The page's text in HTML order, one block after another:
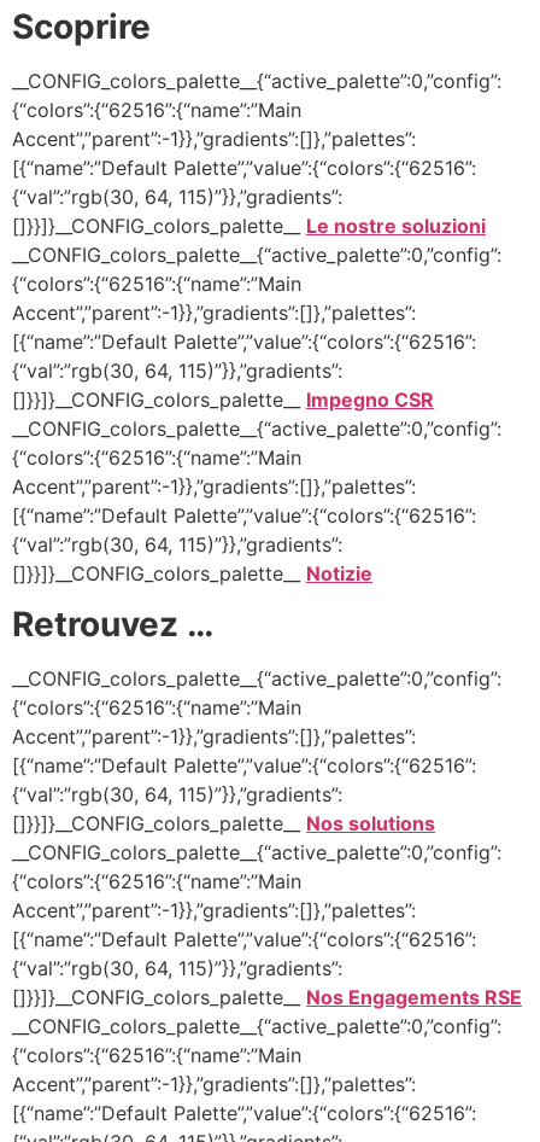
Scoprire
__CONFIG_colors_palette__{“active_palette”:0,”config”:
{“colors”:{“62516”:{“name”:”Main
Accent”,”parent”:-1}},”gradients”:[]},”palettes”:
[{“name”:”Default Palette”,”value”:{“colors”:{“62516”:
{“val”:”rgb(30, 64, 115)”}},”gradients”:
[]}}]}__CONFIG_colors_palette__ Le nostre soluzioni
__CONFIG_colors_palette__{“active_palette”:0,”config”:
{“colors”:{“62516”:{“name”:”Main
Accent”,”parent”:-1}},”gradients”:[]},”palettes”:
[{“name”:”Default Palette”,”value”:{“colors”:{“62516”:
{“val”:”rgb(30, 64, 115)”}},”gradients”:
[]}}]}__CONFIG_colors_palette__ Impegno CSR
__CONFIG_colors_palette__{“active_palette”:0,”config”:
{“colors”:{“62516”:{“name”:”Main
Accent”,”parent”:-1}},”gradients”:[]},”palettes”:
[{“name”:”Default Palette”,”value”:{“colors”:{“62516”:
{“val”:”rgb(30, 64, 115)”}},”gradients”:
[]}}]}__CONFIG_colors_palette__ Notizie
Retrouvez …
__CONFIG_colors_palette__{“active_palette”:0,”config”:
{“colors”:{“62516”:{“name”:”Main
Accent”,”parent”:-1}},”gradients”:[]},”palettes”:
[{“name”:”Default Palette”,”value”:{“colors”:{“62516”:
{“val”:”rgb(30, 64, 115)”}},”gradients”:
[]}}]}__CONFIG_colors_palette__ Nos solutions
__CONFIG_colors_palette__{“active_palette”:0,”config”:
{“colors”:{“62516”:{“name”:”Main
Accent”,”parent”:-1}},”gradients”:[]},”palettes”:
[{“name”:”Default Palette”,”value”:{“colors”:{“62516”:
{“val”:”rgb(30, 64, 115)”}},”gradients”:
[]}}]}__CONFIG_colors_palette__ Nos Engagements RSE
__CONFIG_colors_palette__{“active_palette”:0,”config”:
{“colors”:{“62516”:{“name”:”Main
Accent”,”parent”:-1}},”gradients”:[]},”palettes”:
[{“name”:”Default Palette”,”value”:{“colors”:{“62516”: